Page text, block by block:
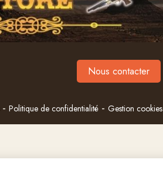
Nous contacter
Politique de confidentialité Gestion cookies